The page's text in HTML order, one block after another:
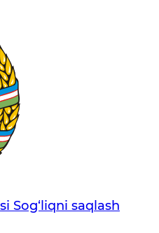
Sоg‘liqni saqlash